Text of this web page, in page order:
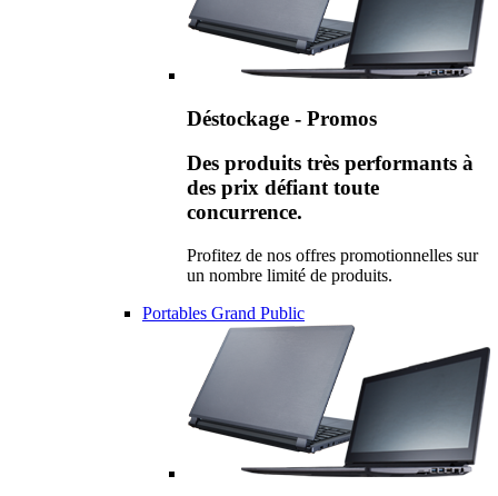
Déstockage - Promos
Des produits très performants à
des prix défiant toute
concurrence.
Profitez de nos offres promotionnelles sur
un nombre limité de produits.
Portables Grand Public